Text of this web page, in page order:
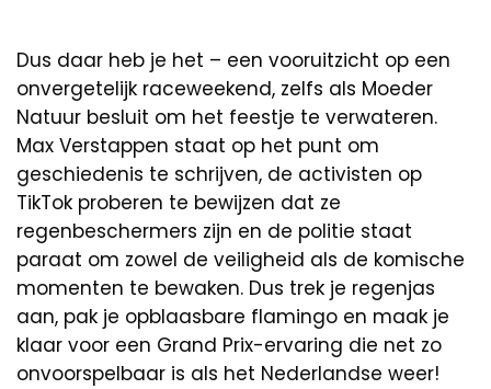
Dus daar heb je het – een vooruitzicht op een
onvergetelijk raceweekend, zelfs als Moeder
Natuur besluit om het feestje te verwateren.
Max Verstappen staat op het punt om
geschiedenis te schrijven, de activisten op
TikTok proberen te bewijzen dat ze
regenbeschermers zijn en de politie staat
paraat om zowel de veiligheid als de komische
momenten te bewaken. Dus trek je regenjas
aan, pak je opblaasbare flamingo en maak je
klaar voor een Grand Prix-ervaring die net zo
onvoorspelbaar is als het Nederlandse weer!